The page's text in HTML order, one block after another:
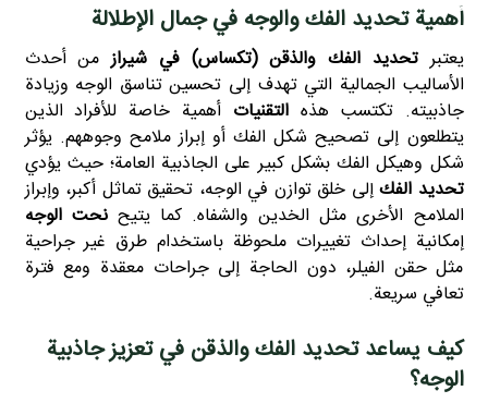
أهمية تحديد الفك والوجه في جمال الإطلالة
يعتبرتحديد الفك والذقن (تكساس) في شيرازمن أحدث
الأساليب الجمالية التي تهدف إلى تحسين تناسق الوجه وزيادة
جاذبيته. تكتسب هذهالتقنيات أهمية خاصة للأفراد الذين
يتطلعون إلى تصحيح شكل الفك أو إبراز ملامح وجوههم. يؤثر
شكل وهيكل الفك بشكل كبير على الجاذبية العامة؛ حيث يؤدي
تحديد الفكإلى خلق توازن في الوجه، تحقيق تماثل أكبر، وإبراز
الملامح الأخرى مثل الخدين والشفاه. كما يتيحنحت الوجه
إمكانية إحداث تغييرات ملحوظة باستخدام طرق غير جراحية
مثل حقن الفيلر، دون الحاجة إلى جراحات معقدة ومع فترة
تعافي سريعة.
كيف يساعد تحديد الفك والذقن في تعزيز جاذبية
الوجه؟